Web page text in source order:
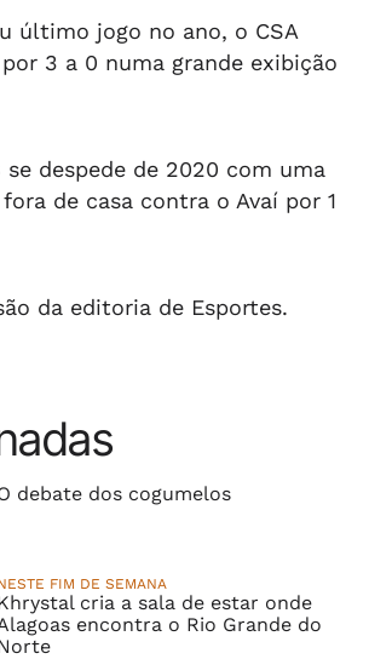
último jogo no ano, o CSA
3 a 0 numa grande exibição
se despede de 2020 com uma
de casa contra o Avaí por 1
da editoria de Esportes.
debate dos cogumelos
FIM DE SEMANA
cria a sala de estar onde
encontra o Rio Grande do